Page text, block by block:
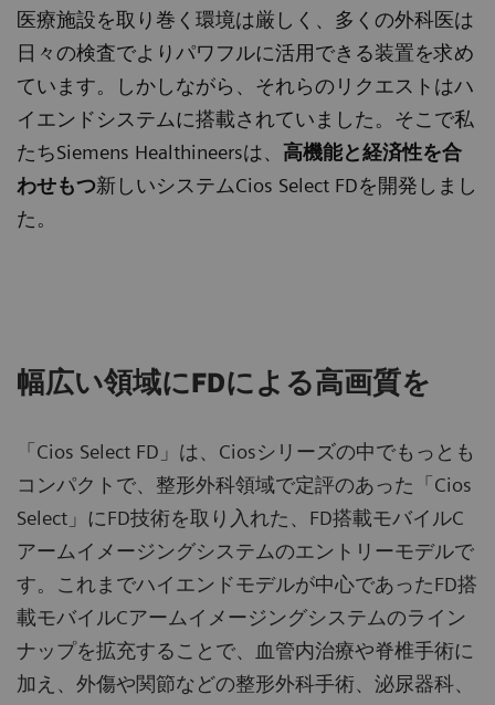
医療施設を取り巻く環境は厳しく、多くの外科医は
日々の検査でよりパワフルに活用できる装置を求め
ています。しかしながら、それらのリクエストはハ
イエンドシステムに搭載されていました。そこで私
たちSiemens Healthineersは、 高機能と経済性を合
わせもつ新しいシステムCios Select FDを開発しまし
た。
幅広い領域にFDによる高画質を
「Cios Select FD」は、Ciosシリーズの中でもっとも
コンパクトで、整形外科領域で定評のあった「Cios
Select」にFD技術を取り入れた、FD搭載モバイルC
アームイメージングシステムのエントリーモデルで
す。これまでハイエンドモデルが中心であったFD搭
載モバイルCアームイメージングシステムのライン
ナップを拡充することで、血管内治療や脊椎手術に
加え、外傷や関節などの整形外科手術、泌尿器科、